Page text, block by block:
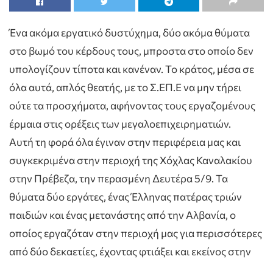
Ένα ακόμα εργατικό δυστύχημα, δύο ακόμα θύματα
στο βωμό του κέρδους τους, μπροστα στο οποίο δεν
υπολογίζουν τίποτα και κανέναν. Το κράτος, μέσα σε
όλα αυτά, απλός θεατής, με το Σ.ΕΠ.Ε να μην τήρει
ούτε τα προσχήματα, αφήνοντας τους εργαζομένους
έρμαια στις ορέξεις των μεγαλοεπιχειρηματιών.
Αυτή τη φορά όλα έγιναν στην περιφέρεια μας και
συγκεκριμένα στην περιοχή της Χόχλας Καναλακίου
στην Πρέβεζα, την περασμένη Δευτέρα 5/9. Τα
θύματα δύο εργάτες, ένας Έλληνας πατέρας τριών
παιδιών και ένας μετανάστης από την Αλβανία, ο
οποίος εργαζόταν στην περιοχή μας για περισσότερες
από δύο δεκαετίες, έχοντας φτιάξει και εκείνος στην